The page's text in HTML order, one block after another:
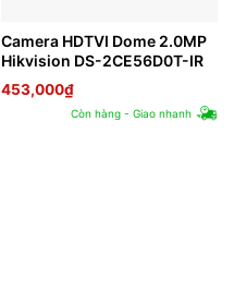
Camera HDTVI Dome 2.0MP
Hikvision DS-2CE56D0T-IR
453,000₫
Còn hàng - Giao nhanh